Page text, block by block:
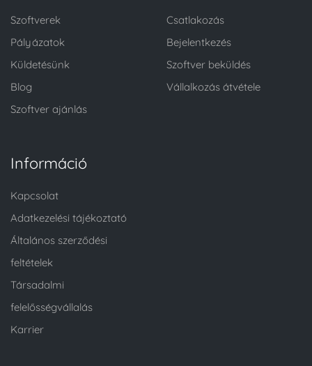
Szoftverek
Pályázatok
Küldetésünk
Blog
Szoftver ajánlás
Csatlakozás
Bejelentkezés
Szoftver beküldés
Vállalkozás átvétele
Információ
Kapcsolat
Adatkezelési tájékoztató
Általános szerződési
feltételek
Társadalmi
felelősségvállalás
Karrier